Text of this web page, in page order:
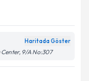
Haritada Göster
Center, 9/A No:307